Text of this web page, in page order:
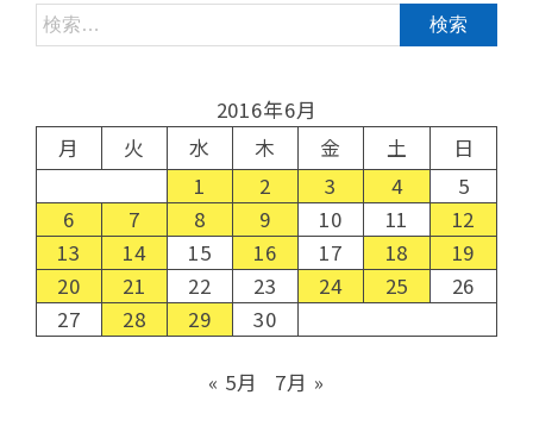
2016年6月
月
火 水 木 金 土
日
1
2 3 4
5
6
7 8 9 10 11
12
13
14 15 16 17 18
19
20
21 22 23 24 25
26
27
28 29 30
« 5月 7月 »